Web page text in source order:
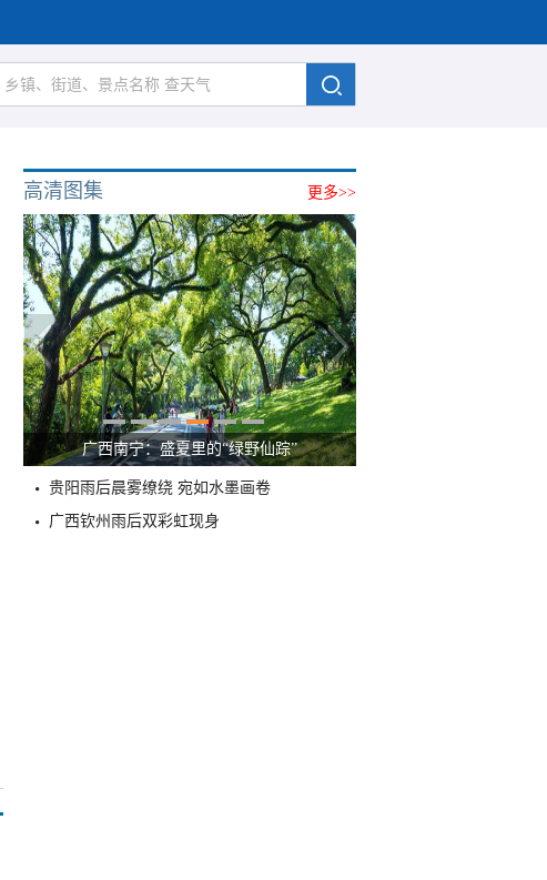
更多>>
高清图集
广西南宁：盛夏里的“绿野仙踪”
贵阳雨后晨雾缭绕 宛如水墨画卷
广西钦州雨后双彩虹现身